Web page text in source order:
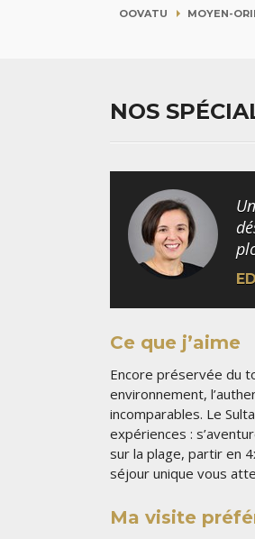
OOVATU MOYEN-
NOS
Ce que j’aime
Encore préservée du
environnement,
incomparables. Le
expériences :
sur la plage, partir en
séjour unique vous
Ma visite